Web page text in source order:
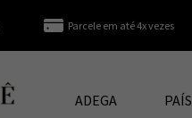
Parcele em até 4x vezes
ADEGA PAÍS